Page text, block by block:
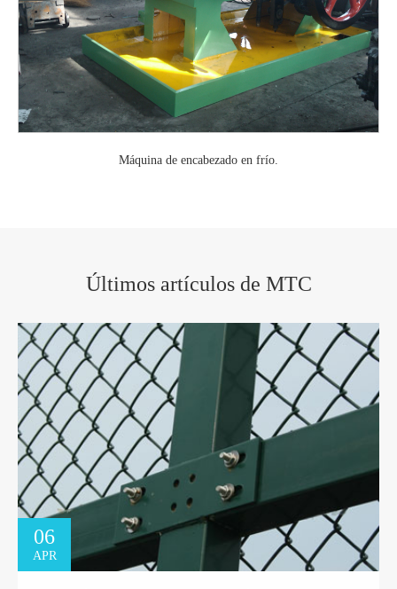
Máquina de encabezado en frío.
Últimos artículos de MTC
06
APR